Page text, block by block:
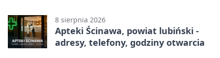
8 sierpnia 2026
Apteki Ścinawa, powiat lubiński -
adresy, telefony, godziny otwarcia